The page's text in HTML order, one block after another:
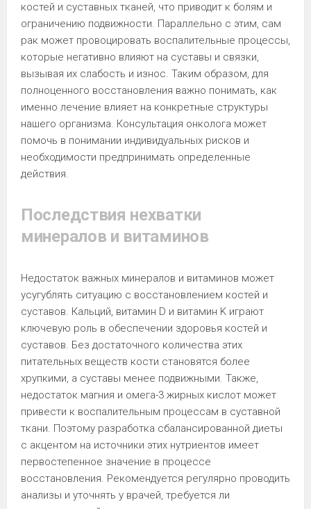
костей и суставных тканей, что приводит к болям и
ограничению подвижности. Параллельно с этим, сам
рак может провоцировать воспалительные процессы,
которые негативно влияют на суставы и связки,
вызывая их слабость и износ. Таким образом, для
полноценного восстановления важно понимать, как
именно лечение влияет на конкретные структуры
нашего организма. Консультация онколога может
помочь в понимании индивидуальных рисков и
необходимости предпринимать определенные
действия.
Последствия нехватки
минералов и витаминов
Недостаток важных минералов и витаминов может
усугублять ситуацию с восстановлением костей и
суставов. Кальций, витамин D и витамин K играют
ключевую роль в обеспечении здоровья костей и
суставов. Без достаточного количества этих
питательных веществ кости становятся более
хрупкими, а суставы менее подвижными. Также,
недостаток магния и омега-3 жирных кислот может
привести к воспалительным процессам в суставной
ткани. Поэтому разработка сбалансированной диеты
с акцентом на источники этих нутриентов имеет
первостепенное значение в процессе
восстановления. Рекомендуется регулярно проводить
анализы и уточнять у врачей, требуется ли